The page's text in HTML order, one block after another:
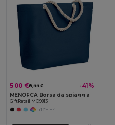
5,00 €8,44 € -41%
MENORCA Borsa da spiaggia
GiftRetail MO9813
+1 Colori